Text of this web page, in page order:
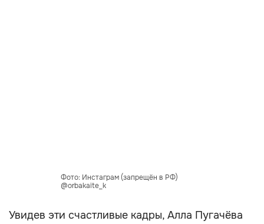
Фото: Инстаграм (запрещён в РФ)
@orbakaite_k
Увидев эти счастливые кадры, Алла Пугачёва